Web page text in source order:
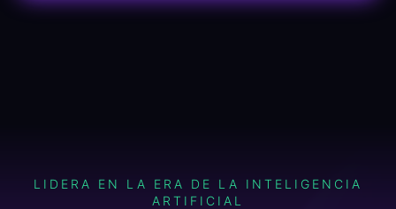
LIDERA EN LA ERA DE LA INTELIGENCIA
ARTIFICIAL